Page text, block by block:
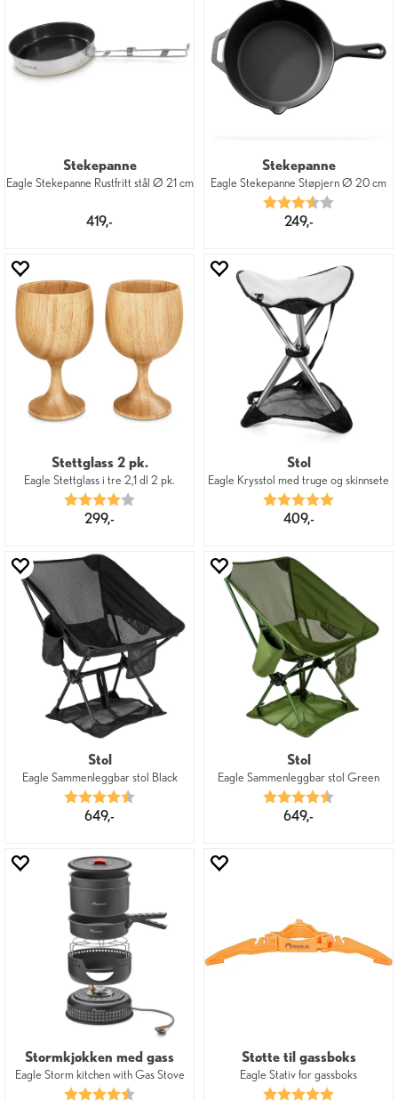
Stekepanne
Eagle Stekepanne Rustfritt stål Ø 21 cm
419,-
Stekepanne
Eagle Stekepanne Støpjern Ø 20 cm
Karakter:
249,-
Stettglass 2 pk.
Eagle Stettglass i tre 2,1 dl 2 pk.
Karakter:
299,-
Stol
Eagle Krysstol med truge og skinnsete
Karakter:
409,-
Stol
Eagle Sammenleggbar stol Black
Karakter:
649,-
Stol
Eagle Sammenleggbar stol Green
Karakter:
649,-
Stormkjøkken med gass
Eagle Storm kitchen with Gas Stove
Karakter:
Støtte til gassboks
Eagle Stativ for gassboks
Karakter: